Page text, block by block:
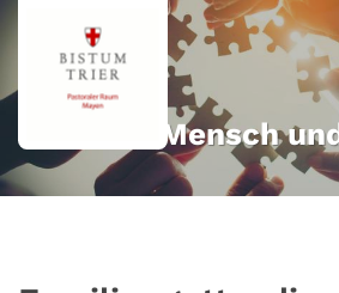
Zum Inhalt springen
Mehr für Mensch